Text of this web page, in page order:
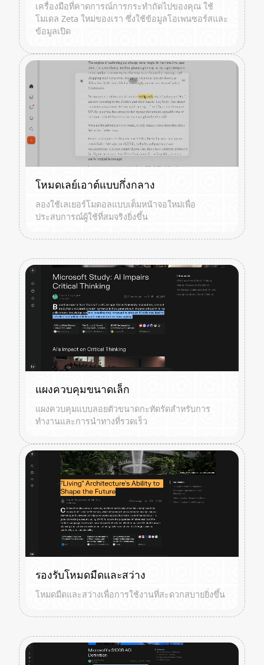
เครื่องมือที่คาดการณ์การกระทำถัดไปของคุณ ใช้
โมเดล Zeta ใหม่ของเรา ซึ่งใช้ข้อมูลโอเพนซอร์สและ
ข้อมูลเปิด
โหมดเลย์เอาต์แบบกึ่งกลาง
ลองใช้เลเยอร์โมดอลแบบเต็มหน้าจอใหม่เพื่อ
ประสบการณ์ผู้ใช้ที่สมจริงยิ่งขึ้น
แผงควบคุมขนาดเล็ก
แผงควบคุมแบบลอยตัวขนาดกะทัดรัดสำหรับการ
ทำงานและการนำทางที่รวดเร็ว
รองรับโหมดมืดและสว่าง
โหมดมืดและสว่างเพื่อการใช้งานที่สะดวกสบายยิ่งขึ้น